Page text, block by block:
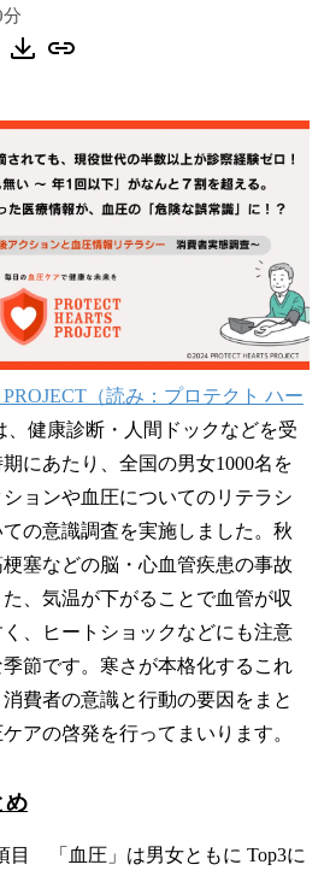
PROJECT（読み：プロテクト ハー
、健康診断・人間ドックなどを受
にあたり、全国の男女1000名を
ョンや血圧についてのリテラシ
の意識調査を実施しました。秋
塞などの脳・心血管疾患の事故
、気温が下がることで血管が収
、ヒートショックなどにも注意
節です。寒さが本格化するこれ
費者の意識と行動の要因をまと
アの啓発を行ってまいります。
め
目 「血圧」は男女ともに Top3に